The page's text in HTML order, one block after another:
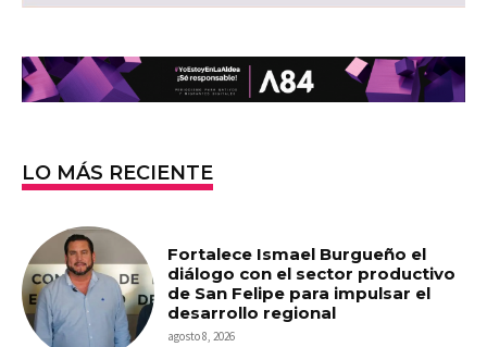
LO MÁS RECIENTE
Fortalece Ismael Burgueño el
diálogo con el sector productivo
de San Felipe para impulsar el
desarrollo regional
agosto 8, 2026